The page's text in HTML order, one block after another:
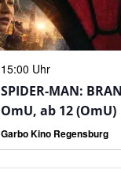
15:00 Uhr
SPIDER-MAN:
OmU, ab 12 (OmU)
Garbo Kino Regensburg